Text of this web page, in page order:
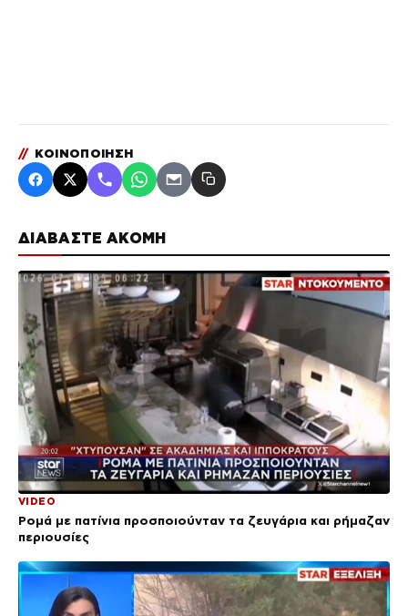
ΔΙΑΒΑΣΤΕ ΑΚΟΜΗ
VIDEO
Ρομά με πατίνια προσποιούνταν τα ζευγάρια και ρήμαζαν
περιουσίες
// ΚΟΙΝΟΠΟΙΗΣΗ